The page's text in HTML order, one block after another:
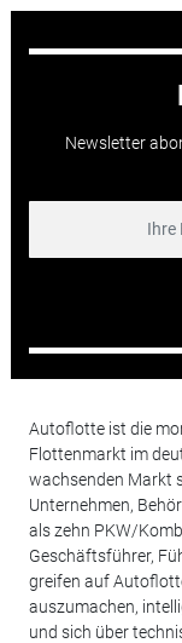
Newsletter
Autoflotte ist die
Flottenmarkt im
wachsenden Markt
Unternehmen,
als zehn PKW/
Geschäftsführer,
greifen auf
auszumachen,
und sich über